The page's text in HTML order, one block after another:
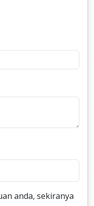
anda, sekiranya